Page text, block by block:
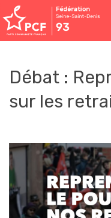
Débat :
sur les